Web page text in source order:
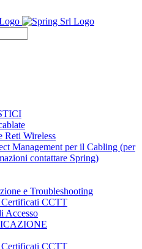
Reti Wireless
Management per il Cabling (per
contattare Spring)
e Troubleshooting
CCTT
Accesso
CCTT